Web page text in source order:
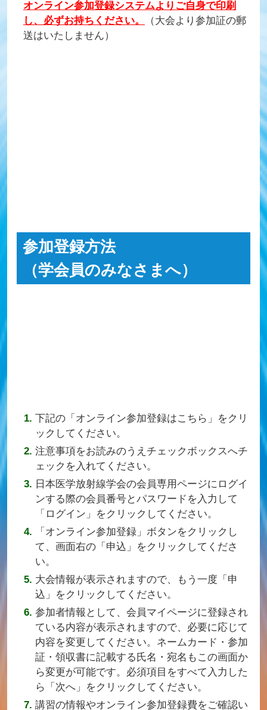
オンライン参加登録システムよりご自身で印刷
し、必ずお持ちください。
（大会より参加証の郵
送はいたしません）
参加登録方法
（学会員のみなさまへ）
下記の「オンライン参加登録はこちら」をクリ
ックしてください。
注意事項をお読みのうえチェックボックスへチ
ェックを入れてください。
日本医学放射線学会の会員専用ページにログイ
ンする際の会員番号とパスワードを入力して
「ログイン」をクリックしてください。
「オンライン参加登録」ボタンをクリックし
て、画面右の「申込」をクリックしてくださ
い。
大会情報が表示されますので、もう一度「申
込」をクリックしてください。
参加者情報として、会員マイページに登録され
ている内容が表示されますので、必要に応じて
内容を変更してください。ネームカード・参加
証・領収書に記載する氏名・宛名もこの画面か
ら変更が可能です。必須項目をすべて入力した
ら「次へ」をクリックしてください。
講習の情報やオンライン参加登録費をご確認い